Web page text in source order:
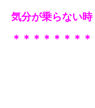
気分が乗らない
＊＊＊＊＊＊＊